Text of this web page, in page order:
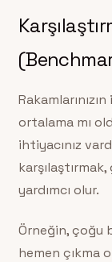
ortalama mı
ihtiyacınız
yardımcı olur.
Örneğin, çoğu
hemen çıkma